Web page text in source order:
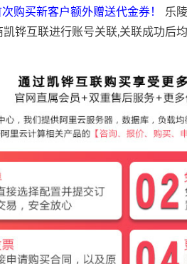
购买新客户额外赠送代金券！ 乐
铧互联进行账号关联,关联成功后